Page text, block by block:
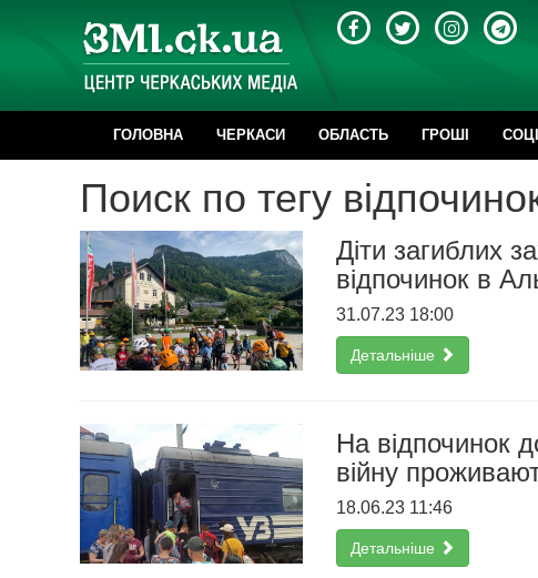
ГОЛОВНА ЧЕРКАСИ ОБЛАСТЬ ГРОШІ
Поиск по тегу
Діти загиблих
відпочинок в
31.07.23 18:00
Детальніше
На відпочинок
війну
18.06.23 11:46
Детальніше